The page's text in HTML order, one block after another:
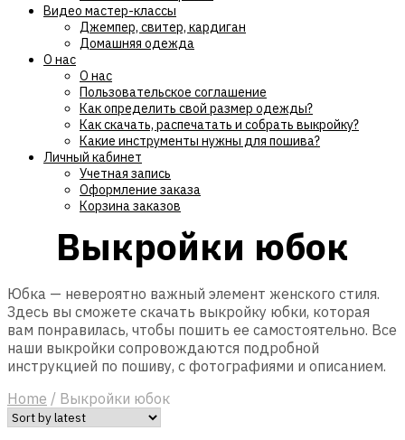
Видео мастер-классы
Джемпер, свитер, кардиган
Домашняя одежда
О нас
О нас
Пользовательское соглашение
Как определить свой размер одежды?
Как скачать, распечатать и собрать выкройку?
Какие инструменты нужны для пошива?
Личный кабинет
Учетная запись
Оформление заказа
Корзина заказов
Выкройки юбок
Юбка — невероятно важный элемент женского стиля.
Здесь вы сможете скачать выкройку юбки, которая
вам понравилась, чтобы пошить ее самостоятельно. Все
наши выкройки сопровождаются подробной
инструкцией по пошиву, с фотографиями и описанием.
Home / Выкройки юбок